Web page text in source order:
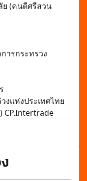
(คนดีศรีสวน
ารกระทรวง
เเห่งประเทศไทย
CP.Intertrade